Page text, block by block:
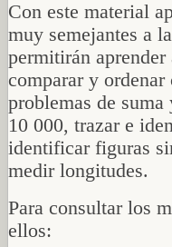
Con este material
muy semejantes a
permitirán
comparar y ordenar
problemas de
10 000, trazar e
identificar figuras
medir longitudes.
Para consultar los
ellos: